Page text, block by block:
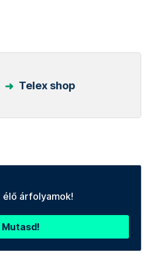
Telex shop
élő árfolyamok!
Mutasd!